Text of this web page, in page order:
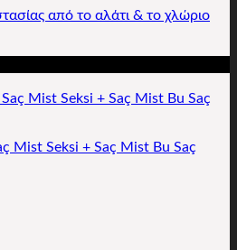
από το αλάτι & το χλώριο
Mist Seksi + Saç Mist Bu Saç